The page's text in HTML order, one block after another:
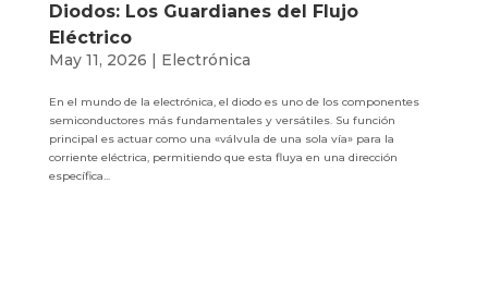
Diodos: Los Guardianes del Flujo
Eléctrico
May 11, 2026 | Electrónica
En el mundo de la electrónica, el diodo es uno de los componentes
semiconductores más fundamentales y versátiles. Su función
principal es actuar como una «válvula de una sola vía» para la
corriente eléctrica, permitiendo que esta fluya en una dirección
específica...